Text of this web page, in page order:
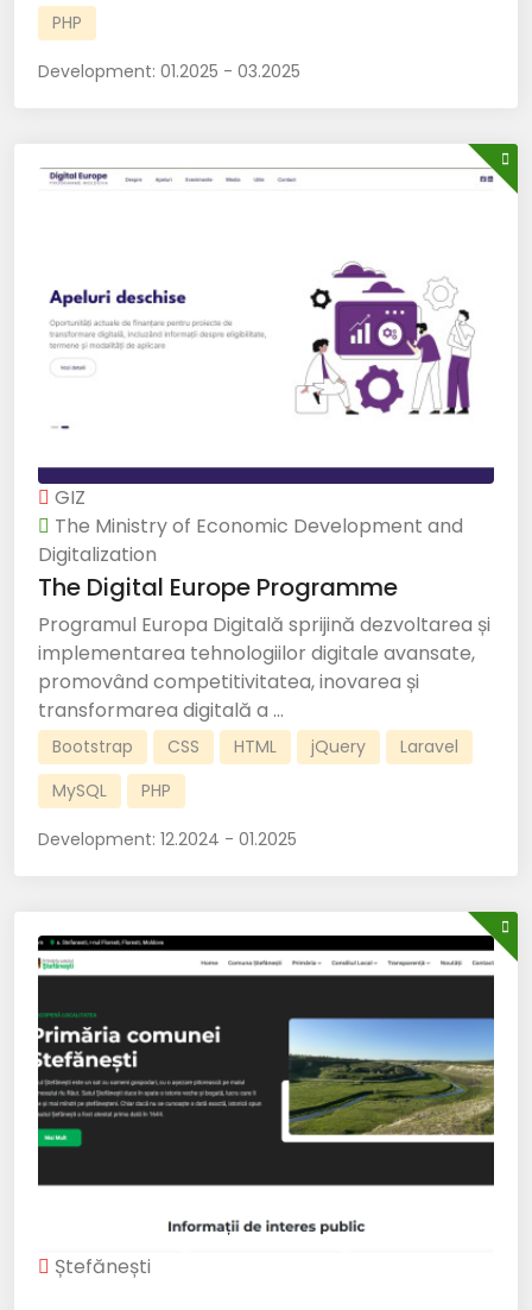
PHP
Development: 01.2025 - 03.2025
GIZ
The Ministry of Economic Development and
Digitalization
The Digital Europe Programme
Programul Europa Digitală sprijină dezvoltarea și
implementarea tehnologiilor digitale avansate,
promovând competitivitatea, inovarea și
transformarea digitală a ...
Bootstrap CSS HTML jQuery
Laravel
MySQL
PHP
Development: 12.2024 - 01.2025
Ștefănești